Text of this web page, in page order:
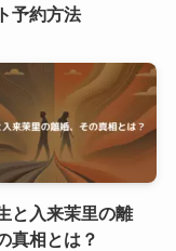
予約方法
と入来茉里の離
真相とは？